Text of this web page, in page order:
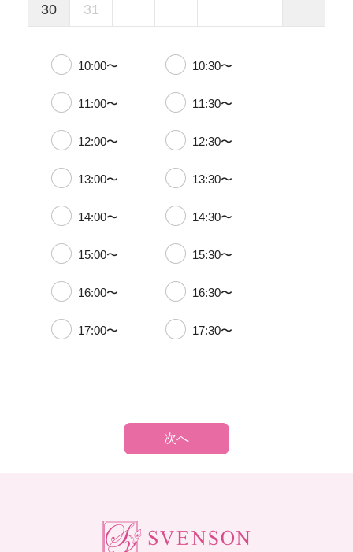
30 31
10:00〜 10:30〜
11:00〜 11:30〜
12:00〜 12:30〜
13:00〜 13:30〜
14:00〜 14:30〜
15:00〜 15:30〜
16:00〜 16:30〜
17:00〜 17:30〜
次へ